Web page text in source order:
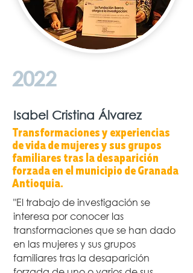
2022
Isabel Cristina Álvarez
Transformaciones y experiencias
de vida de mujeres y sus grupos
familiares tras la desaparición
forzada en el municipio de Granada
Antioquia.
"El trabajo de investigación se
interesa por conocer las
transformaciones que se han dado
en las mujeres y sus grupos
familiares tras la desaparición